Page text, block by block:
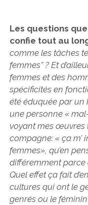
Les questions
confie tout au
comme les tâches
femmes” ? Et
femmes et des
spécificités en
été éduquée par un
une personne «
voyant mes œuvres
compagne: « ça m’
femmes», qu’en
différemment parce
Quel effet ça fait
cultures qui ont le
genrés ou le